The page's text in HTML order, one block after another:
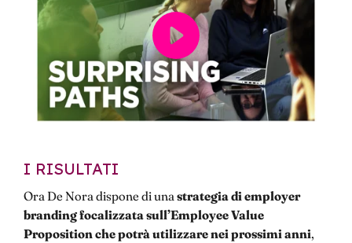
I RISULTATI
Ora De Nora dispone di una strategia di employer
branding focalizzata sull’Employee Value
Proposition che potrà utilizzare nei prossimi anni,